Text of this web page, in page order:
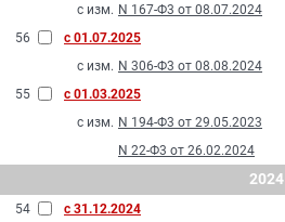
с изм. N 167-Ф3 от 08.07.2024
56
с 01.07.2025
с изм. N 306-Ф3 от 08.08.2024
55
с 01.03.2025
с изм. N 194-Ф3 от 29.05.2023
N 22-Ф3 от 26.02.2024
2024
54
с 31.12.2024